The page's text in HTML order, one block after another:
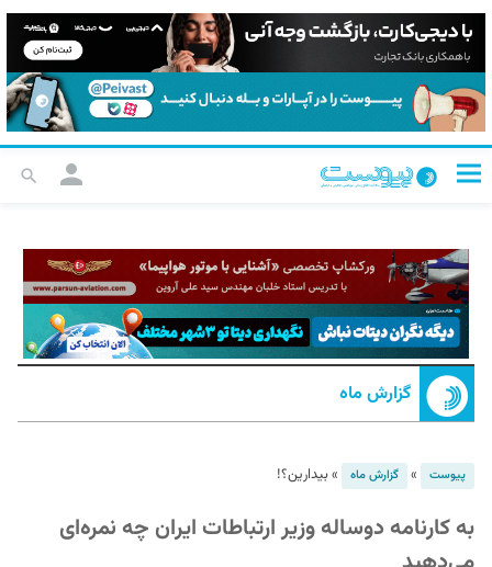
گزارش ماه
پیوست » گزارش ماه »بیدارین؟!
به کارنامه دوساله وزیر ارتباطات ایران چه نمره‌ای